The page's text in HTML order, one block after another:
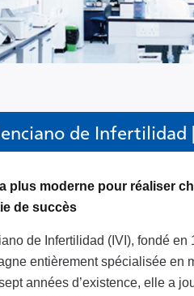
de Infertilidad
plus moderne pour réaliser
de succès
de Infertilidad (IVI), fondé
entièrement spécialisée en
années d’existence, elle a